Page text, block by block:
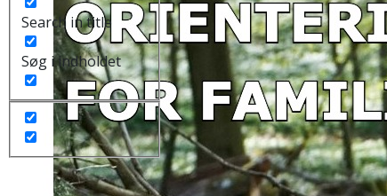
Search in title
Søg i indholdet